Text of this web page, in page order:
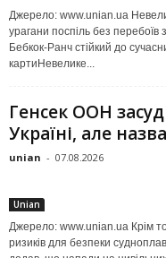
Джерело: www.unian.ua
урагани поспіль без
Бебкок-Ранч стійкий до
картиНевелике...
Генсек ООН
Україні, але
unian - 07.08.2026
Unian
Джерело: www.unian.ua Крім
ризиків для безпеки